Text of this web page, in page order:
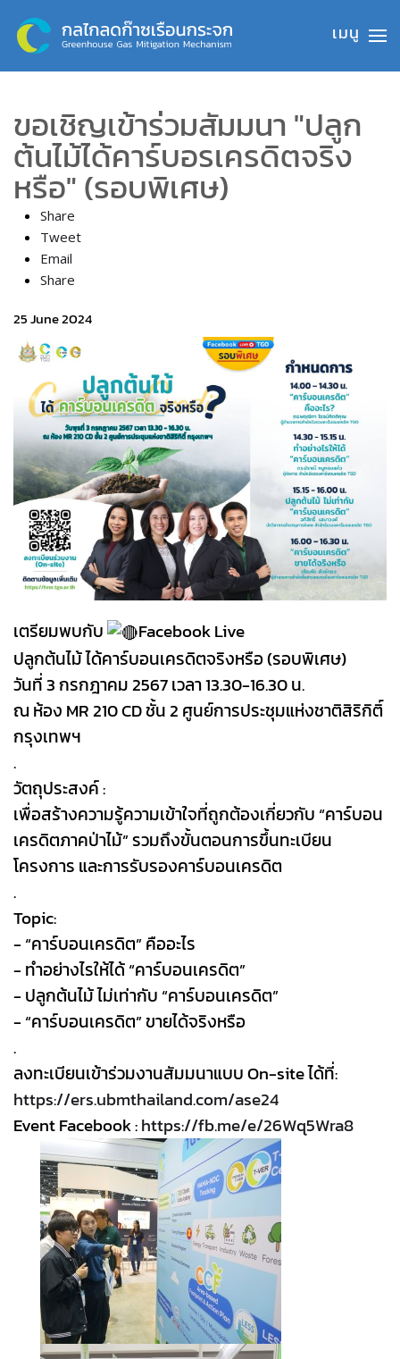
Skip to main content
ขอเชิญเข้าร่วมสัมมนา "ปลูก
ต้นไม้ได้คาร์บอรเครดิตจริง
หรือ" (รอบพิเศษ)
Share
Tweet
Email
Share
25 June 2024
เตรียมพบกับ
Facebook Live
ปลูกต้นไม้ ได้คาร์บอนเครดิตจริงหรือ (รอบพิเศษ)
วันที่ 3 กรกฎาคม 2567 เวลา 13.30-16.30 น.
ณ ห้อง MR 210 CD ชั้น 2 ศูนย์การประชุมแห่งชาติสิริกิติ์
กรุงเทพฯ
.
วัตถุประสงค์ :
เพื่อสร้างความรู้ความเข้าใจที่ถูกต้องเกี่ยวกับ “คาร์บอน
เครดิตภาคป่าไม้” รวมถึงขั้นตอนการขึ้นทะเบียน
โครงการ และการรับรองคาร์บอนเครดิต
.
Topic:
- “คาร์บอนเครดิต” คืออะไร
- ทำอย่างไรให้ได้ “คาร์บอนเครดิต”
- ปลูกต้นไม้ ไม่เท่ากับ “คาร์บอนเครดิต”
- “คาร์บอนเครดิต” ขายได้จริงหรือ
.
ลงทะเบียนเข้าร่วมงานสัมมนาแบบ On-site ได้ที่:
https://ers.ubmthailand.com/ase24
Event Facebook :https://fb.me/e/26Wq5Wra8